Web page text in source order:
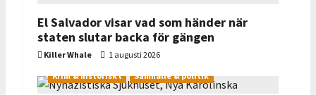
El Salvador visar vad som händer när
staten slutar backa för gängen
Killer Whale
1 augusti 2026
Krim & historiskt
Samhälle & politik